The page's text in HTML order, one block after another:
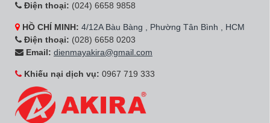
Điện thoại: (024) 6658 9858
HỒ CHÍ MINH: 4/12A Bàu Bàng , Phường Tân Bình , HCM
Điện thoại: (028) 6658 0203
Email: dienmayakira@gmail.com
Khiếu nại dịch vụ: 0967 719 333